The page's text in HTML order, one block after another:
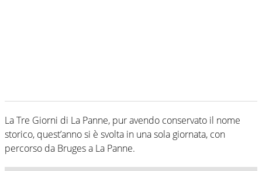
La Tre Giorni di La Panne, pur avendo conservato il nome
storico, quest’anno si è svolta in una sola giornata, con
percorso da Bruges a La Panne.